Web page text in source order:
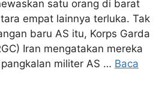
satu orang di barat
empat lainnya terluka. Tak
baru AS itu, Korps Garda
Iran mengatakan mereka
militer AS … Baca